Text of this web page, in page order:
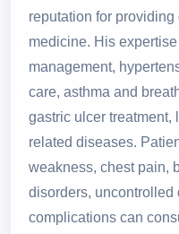
reputation for
medicine. His
management,
care, asthma and
gastric ulcer treatment,
related diseases.
weakness, chest pain,
disorders, uncontrolled
complications can